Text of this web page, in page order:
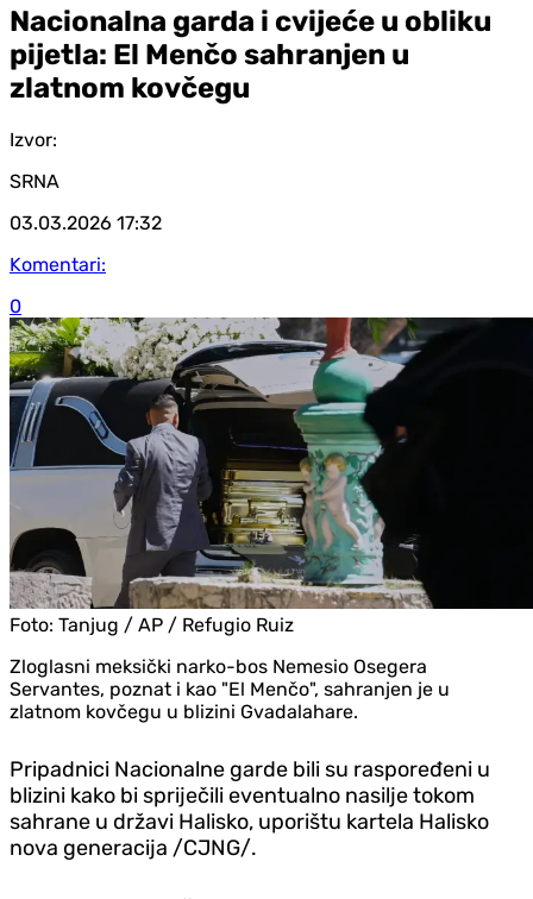
Nacionalna garda i cvijeće u obliku
pijetla: El Menčo sahranjen u
zlatnom kovčegu
Izvor:
SRNA
03.03.2026 17:32
Komentari:
0
Foto: Tanjug / AP / Refugio Ruiz
Zloglasni meksički narko-bos Nemesio Osegera
Servantes, poznat i kao "El Menčo", sahranjen je u
zlatnom kovčegu u blizini Gvadalahare.
Pripadnici Nacionalne garde bili su raspoređeni u
blizini kako bi spriječili eventualno nasilje tokom
sahrane u državi Halisko, uporištu kartela Halisko
nova generacija /CJNG/.